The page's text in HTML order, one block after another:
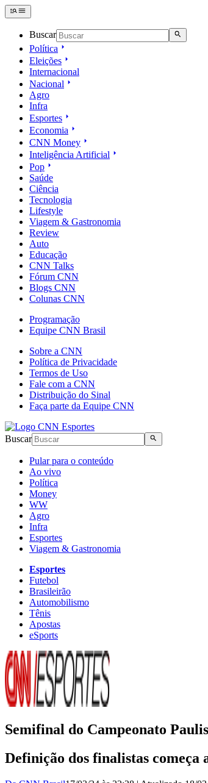
Buscar
Política
Eleições
Internacional
Nacional
Agro
Infra
Esportes
Economia
CNN Money
Inteligência Artificial
Pop
Saúde
Ciência
Tecnologia
Lifestyle
Viagem & Gastronomia
Review
Auto
Educação
CNN Talks
Fórum CNN
Blogs CNN
Colunas CNN
Programação
Equipe CNN Brasil
Sobre a CNN
Política de Privacidade
Termos de Uso
Fale com a CNN
Distribuição do Sinal
Faça parte da Equipe CNN
Buscar
Pular para o conteúdo
Ao vivo
Política
Money
WW
Agro
Infra
Esportes
Viagem & Gastronomia
Esportes
Futebol
Brasileirão
Automobilismo
Tênis
Apostas
eSports
Semifinal do Campeonato
Definição dos finalistas começa